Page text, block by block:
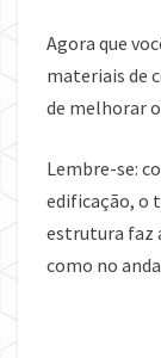
Agora que
materiais de
de melhorar
Lembre-se:
edificação, o
estrutura faz
como no